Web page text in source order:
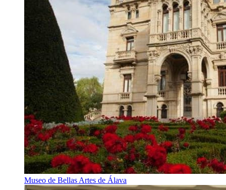
Museo de Bellas Artes de Álava